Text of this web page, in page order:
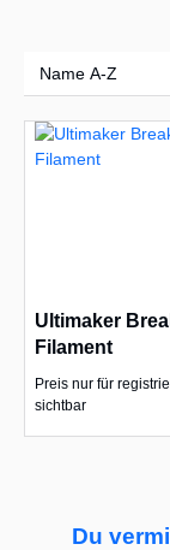
Ultimaker
Filament
Preis nur für
sichtbar
Du